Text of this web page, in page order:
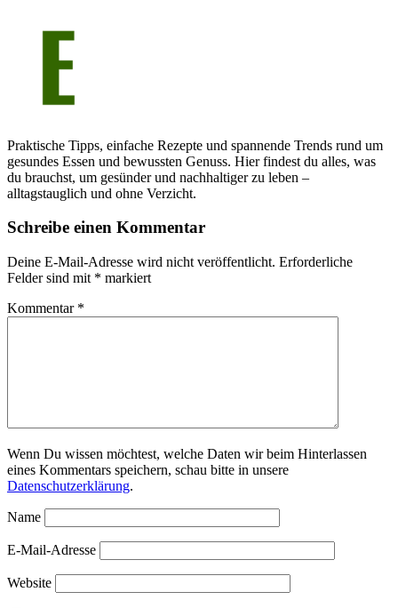
Praktische Tipps, einfache Rezepte und spannende Trends rund um
gesundes Essen und bewussten Genuss. Hier findest du alles, was
du brauchst, um gesünder und nachhaltiger zu leben –
alltagstauglich und ohne Verzicht.
Schreibe einen Kommentar
Deine E-Mail-Adresse wird nicht veröffentlicht. Erforderliche
Felder sind mit * markiert
Kommentar *
Wenn Du wissen möchtest, welche Daten wir beim Hinterlassen
eines Kommentars speichern, schau bitte in unsere
Datenschutzerklärung.
Name
E-Mail-Adresse
Website